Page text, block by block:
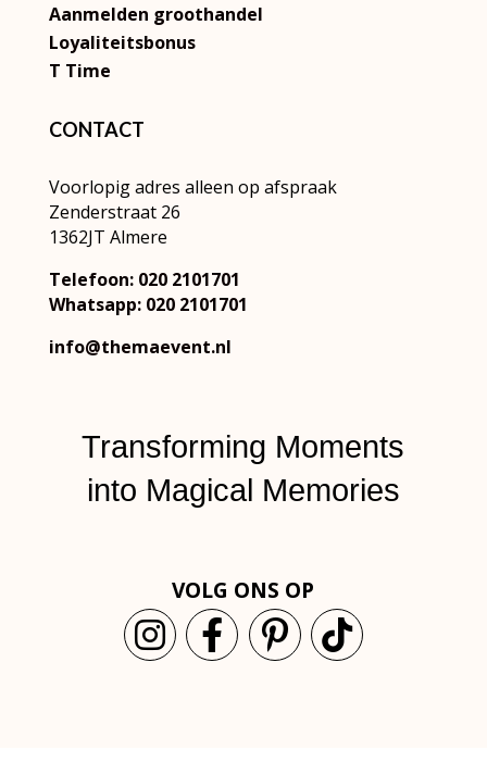
Aanmelden groothandel
Loyaliteitsbonus
T Time
CONTACT
Voorlopig adres alleen op afspraak
Zenderstraat 26
1362JT Almere
Telefoon: 020 2101701
Whatsapp: 020 2101701
info@themaevent.nl
Transforming Moments
into Magical Memories
VOLG ONS OP